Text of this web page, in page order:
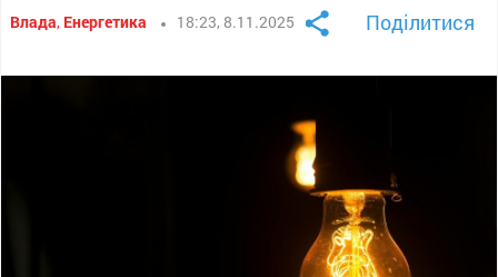
Влада, Енергетика 18:23, 8.11.2025 Поділитися